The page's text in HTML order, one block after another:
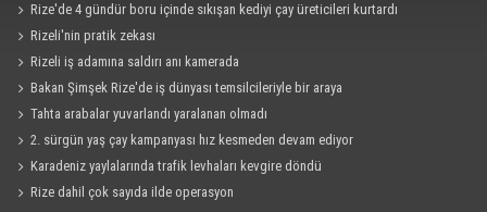
Rize'de 4 gündür boru içinde sıkışan kediyi çay üreticileri kurtardı
Rizeli'nin pratik zekası
Rizeli iş adamına saldırı anı kamerada
Bakan Şimşek Rize'de iş dünyası temsilcileriyle bir araya
Tahta arabalar yuvarlandı yaralanan olmadı
2. sürgün yaş çay kampanyası hız kesmeden devam ediyor
Karadeniz yaylalarında trafik levhaları kevgire döndü
Rize dahil çok sayıda ilde operasyon